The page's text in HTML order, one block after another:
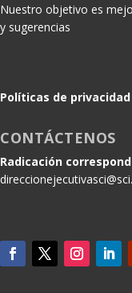
Nuestro objetivo es
y sugerencias
Políticas de
CONTÁCTENOS
Radicación